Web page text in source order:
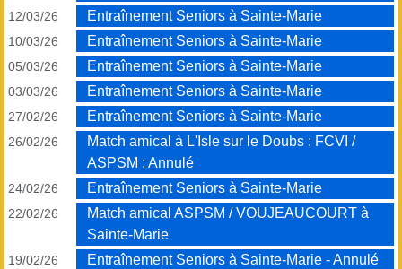
12/03/26 Entraînement Seniors à Sainte-Marie
10/03/26 Entraînement Seniors à Sainte-Marie
05/03/26 Entraînement Seniors à Sainte-Marie
03/03/26 Entraînement Seniors à Sainte-Marie
27/02/26 Entraînement Seniors à Sainte-Marie
26/02/26
Match amical à L'Isle sur le Doubs : FCVI /
ASPSM : Annulé
24/02/26 Entraînement Seniors à Sainte-Marie
22/02/26
Match amical ASPSM / VOUJEAUCOURT à
Sainte-Marie
19/02/26 Entraînement Seniors à Sainte-Marie - Annulé